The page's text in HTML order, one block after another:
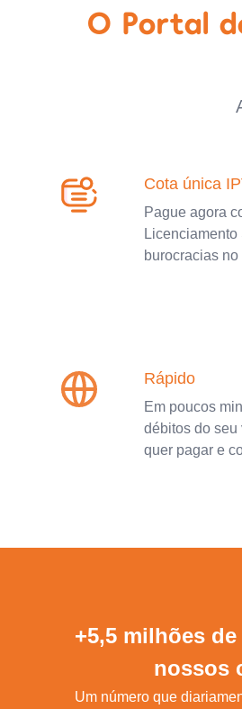
O Portal
Cota única
Pague agora
burocracias
Rápido
Em poucos
débitos do
quer pagar e
+5,5 milhões
nossos
Um número que